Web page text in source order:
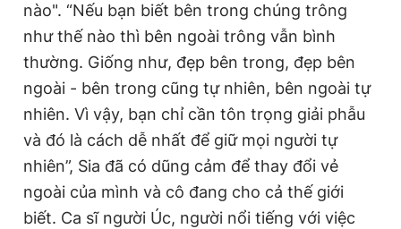
nào". “Nếu bạn biết bên trong chúng trông
như thế nào thì bên ngoài trông vẫn bình
thường. Giống như, đẹp bên trong, đẹp bên
ngoài - bên trong cũng tự nhiên, bên ngoài tự
nhiên. Vì vậy, bạn chỉ cần tôn trọng giải phẫu
và đó là cách dễ nhất để giữ mọi người tự
nhiên”, Sia đã có dũng cảm để thay đổi vẻ
ngoài của mình và cô đang cho cả thế giới
biết. Ca sĩ người Úc, người nổi tiếng với việc